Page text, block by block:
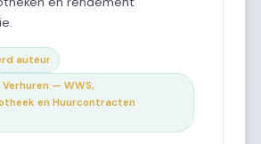
auteur
— WWS,
en Huurcontracten